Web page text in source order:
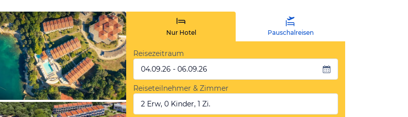
Nur Hotel Pauschalreisen
Reisezeitraum
04.09.26 - 06.09.26
Reiseteilnehmer & Zimmer
2 Erw, 0 Kinder, 1 Zi.